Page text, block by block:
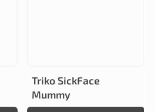
Triko SickFace
Mummy